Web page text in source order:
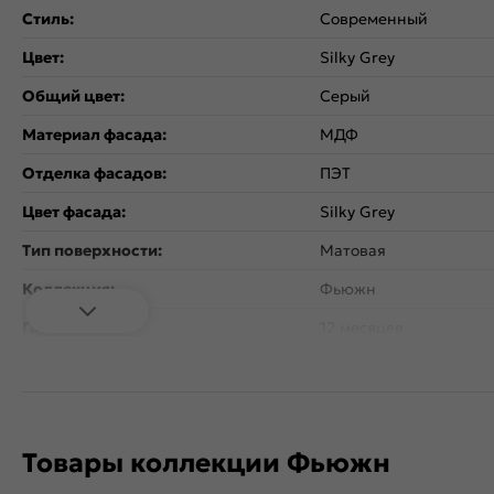
Стиль:
Современный
Цвет:
Silky Grey
Общий цвет:
Серый
Материал фасада:
МДФ
Отделка фасадов:
ПЭТ
Цвет фасада:
Silky Grey
Тип поверхности:
Матовая
Коллекция:
Фьюжн
Товары коллекции Фьюжн